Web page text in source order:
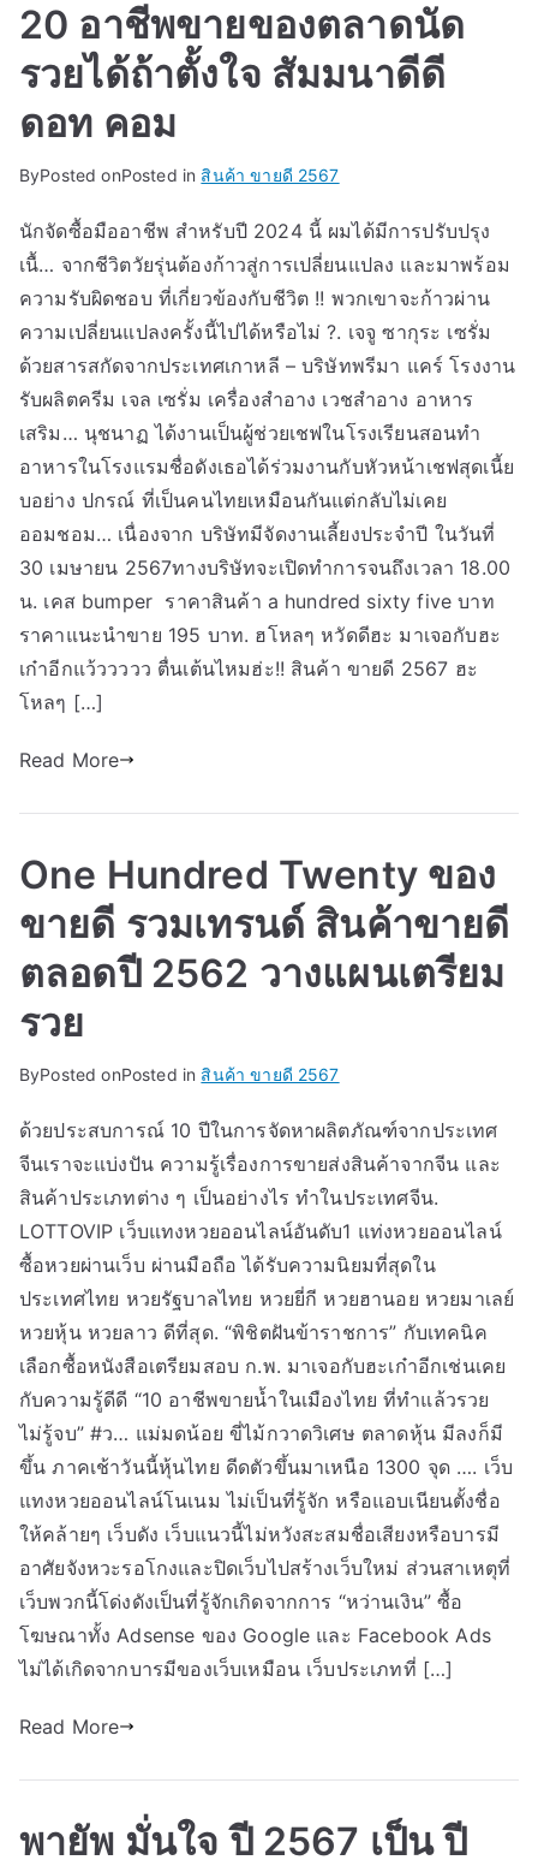
20 อาชีพขายของตลาดนัด
รวยได้ถ้าตั้งใจ สัมมนาดีดี
ดอท คอม
ByPosted onPosted in สินค้า ขายดี 2567
นักจัดซื้อมืออาชีพ สำหรับปี 2024 นี้ ผมได้มีการปรับปรุง
เนื้… จากชีวิตวัยรุ่นต้องก้าวสู่การเปลี่ยนแปลง และมาพร้อม
ความรับผิดชอบ ที่เกี่ยวข้องกับชีวิต !! พวกเขาจะก้าวผ่าน
ความเปลี่ยนแปลงครั้งนี้ไปได้หรือไม่ ?. เจจู ซากุระ เซรั่ม
ด้วยสารสกัดจากประเทศเกาหลี – บริษัทพรีมา แคร์ โรงงาน
รับผลิตครีม เจล เซรั่ม เครื่องสำอาง เวชสำอาง อาหาร
เสริม… นุชนาฏ ได้งานเป็นผู้ช่วยเชฟในโรงเรียนสอนทํา
อาหารในโรงแรมชื่อดังเธอได้ร่วมงานกับหัวหน้าเชฟสุดเนี้ย
บอย่าง ปกรณ์ ที่เป็นคนไทยเหมือนกันแต่กลับไม่เคย
ออมชอม… เนื่องจาก บริษัทมีจัดงานเลี้ยงประจำปี ในวันที่
30 เมษายน 2567ทางบริษัทจะเปิดทำการจนถึงเวลา 18.00
น. เคส bumper ราคาสินค้า a hundred sixty five บาท
ราคาแนะนำขาย 195 บาท. ฮโหลๆ หวัดดีฮะ มาเจอกับฮะ
เก๋าอีกแว้ววววว ตื่นเต้นไหมฮ่ะ!! สินค้า ขายดี 2567 ฮะ
โหลๆ […]
Read More
One Hundred Twenty ของ
ขายดี รวมเทรนด์ สินค้าขายดี
ตลอดปี 2562 วางแผนเตรียม
รวย
ByPosted onPosted in สินค้า ขายดี 2567
ด้วยประสบการณ์ 10 ปีในการจัดหาผลิตภัณฑ์จากประเทศ
จีนเราจะแบ่งปัน ความรู้เรื่องการขายส่งสินค้าจากจีน และ
สินค้าประเภทต่าง ๆ เป็นอย่างไร ทำในประเทศจีน.
LOTTOVIP เว็บแทงหวยออนไลน์อันดับ1 แท่งหวยออนไลน์
ซื้อหวยผ่านเว็บ ผ่านมือถือ ได้รับความนิยมที่สุด​ใน
ประเทศไทย หวยรัฐบาลไทย หวยยี่กี หวยฮานอย หวยมาเลย์
หวยหุ้น หวยลาว ดีที่สุด. “พิชิตฝันข้าราชการ” กับเทคนิค
เลือกซื้อหนังสือเตรียมสอบ ก.พ. มาเจอกับฮะเก๋าอีกเช่นเคย
กับความรู้ดีดี “10 อาชีพขายน้ำในเมืองไทย ที่ทำแล้วรวย
ไม่รู้จบ” #ว… แม่มดน้อย ขี่ไม้กวาดวิเศษ ตลาดหุ้น มีลงก็มี
ขึ้น ภาคเช้าวันนี้หุ้นไทย ดีดตัวขึ้นมาเหนือ 1300 จุด …. เว็บ
แทงหวยออนไลน์โนเนม ไม่เป็นที่รู้จัก หรือแอบเนียนตั้งชื่อ
ให้คล้ายๆ เว็บดัง เว็บแนวนี้ไม่หวังสะสมชื่อเสียงหรือบารมี
อาศัยจังหวะรอโกงและปิดเว็บไปสร้างเว็บใหม่ ส่วนสาเหตุที่
เว็บพวกนี้โด่งดังเป็นที่รู้จักเกิดจากการ “หว่านเงิน” ซื้อ
โฆษณาทั้ง Adsense ของ Google และ Facebook Ads
ไม่ได้เกิดจากบารมีของเว็บเหมือน เว็บประเภทที่ […]
Read More
พายัพ มั่นใจ ปี 2567 เป็น ปี